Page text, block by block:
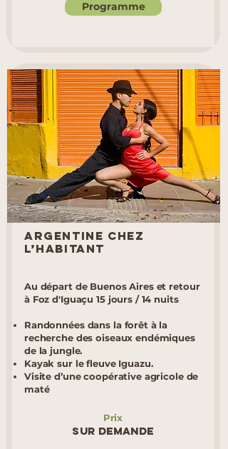
Programme
Argentine chez
l’habitant
Au départ de Buenos Aires et retour
à Foz d'Iguaçu 15 jours / 14 nuits
Randonnées dans la forêt à la
recherche des oiseaux endémiques
de la jungle.
Kayak sur le fleuve Iguazu.
Visite d’une coopérative agricole de
maté
Prix
Sur demande